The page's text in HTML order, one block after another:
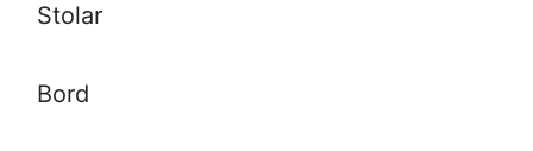
Stolar
Bord